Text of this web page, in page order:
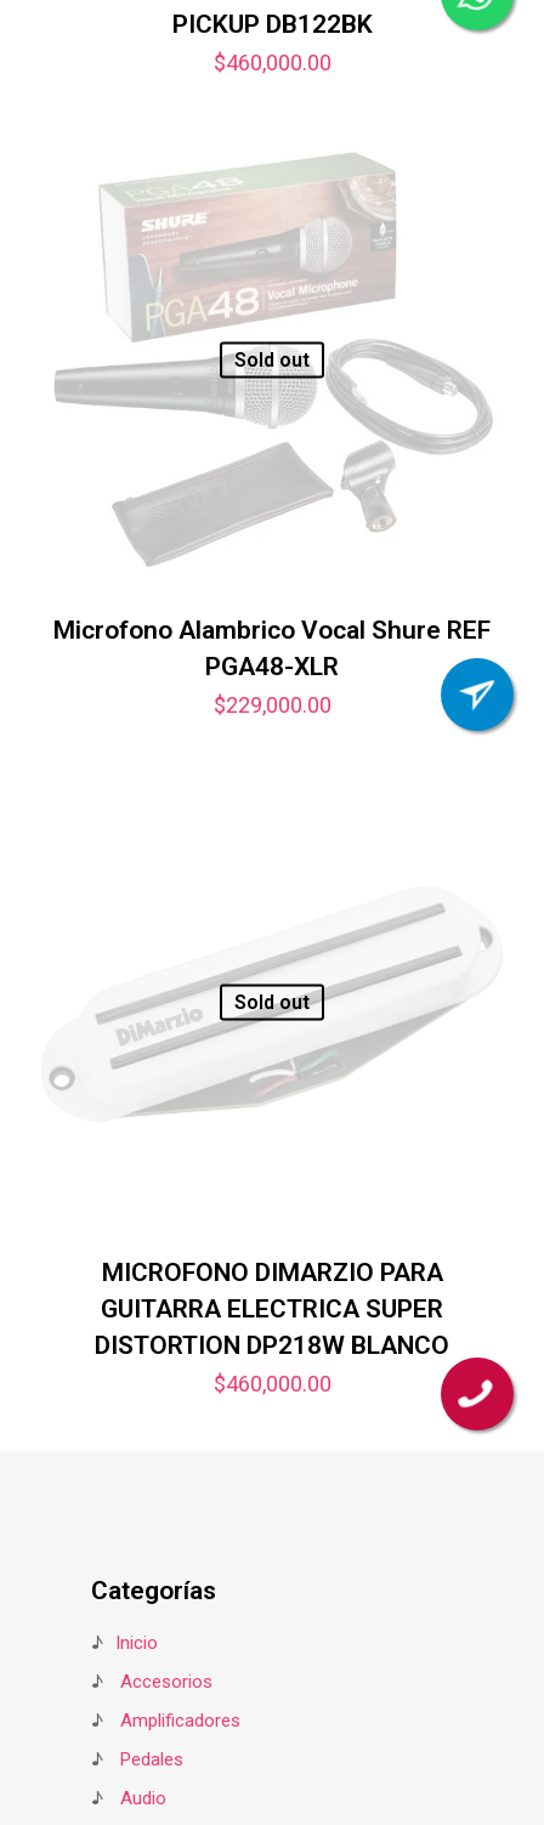
PICKUP DB122BK
$460,000.00
Sold out
Microfono Alambrico Vocal Shure REF
PGA48-XLR
$229,000.00
Sold out
MICROFONO DIMARZIO PARA
GUITARRA ELECTRICA SUPER
DISTORTION DP218W BLANCO
$460,000.00
Categorías
♪
Inicio
♪
Accesorios
♪
Amplificadores
♪
Pedales
♪
Audio